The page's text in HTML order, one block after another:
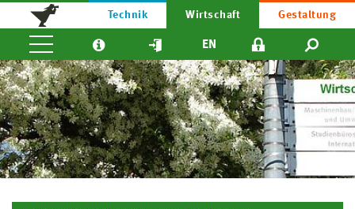
Technik Wirtschaft Gestaltung
EN